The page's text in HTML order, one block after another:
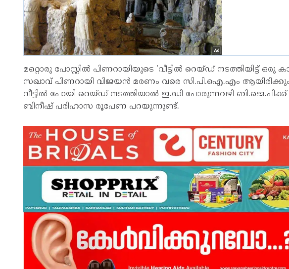
മറ്റൊരു പോസ്റ്റിൽ പിണറായിയുടെ 'വീട്ടിൽ റെയ്‌ഡ്‌ നടത്തിയിട്ട് ഒരു
സഖാവ് പിണറായി വിജയൻ മരണം വരെ സി.പി.ഐ.എം
വീട്ടിൽ പോയി റെയ്‌ഡ്‌ നടത്തിയാൽ ഇ.ഡി പോരുന്നവഴി
ബിനീഷ് പരിഹാസ രൂപേണ പറയുന്നുണ്ട്.